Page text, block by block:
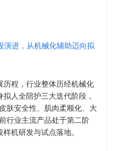
演进，从机械化辅助迈向拟
程，行业整体历经机械化
人全陪护三大迭代阶段，
肤安全性、肌肉柔顺化、大
行业主流产品处于第二阶
机研发与试点落地。